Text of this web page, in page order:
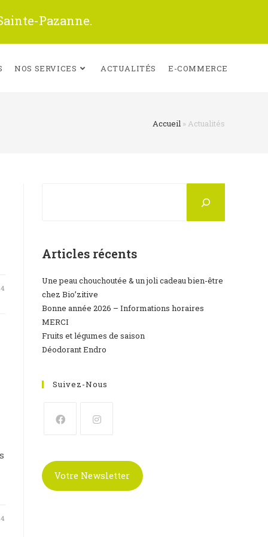
Pazanne.
NOS SERVICES ACTUALITÉS E-COMMERCE
Accueil » Actualités
Articles récents
Une peau chouchoutée & un joli cadeau bien-être
chez Bio’zitive
Bonne année 2026 – Informations horaires
MERCI
Fruits et légumes de saison
Déodorant Endro
Suivez-Nous
un
nouvel
un
Votre Newsletter